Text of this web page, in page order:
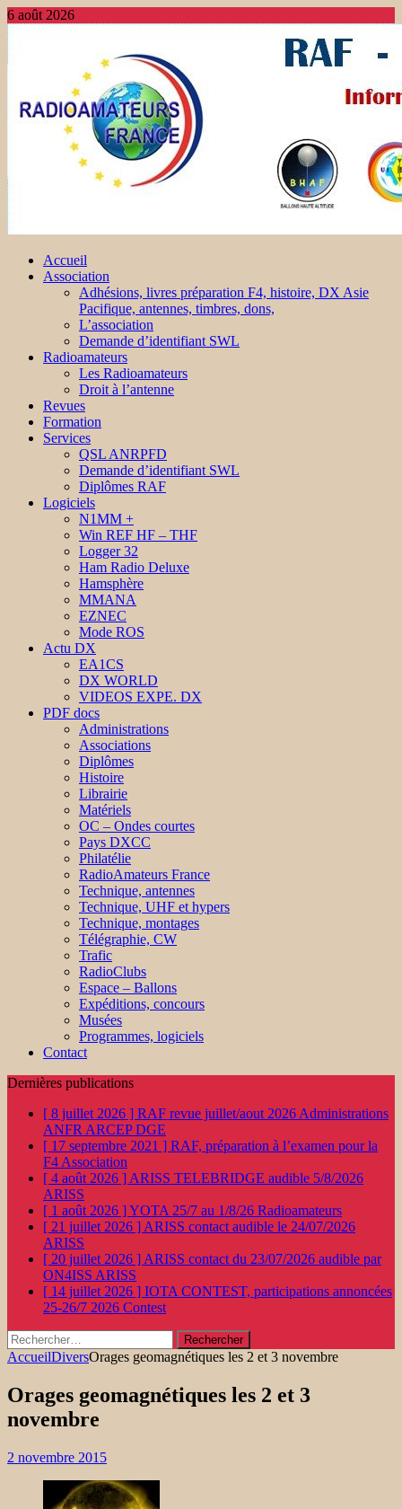
6 août 2026
Accueil
Association
Adhésions, livres préparation F4, histoire, DX Asie
Pacifique, antennes, timbres, dons,
L’association
Demande d’identifiant SWL
Radioamateurs
Les Radioamateurs
Droit à l’antenne
Revues
Formation
Services
QSL ANRPFD
Demande d’identifiant SWL
Diplômes RAF
Logiciels
N1MM +
Win REF HF – THF
Logger 32
Ham Radio Deluxe
Hamsphère
MMANA
EZNEC
Mode ROS
Actu DX
EA1CS
DX WORLD
VIDEOS EXPE. DX
PDF docs
Administrations
Associations
Diplômes
Histoire
Librairie
Matériels
OC – Ondes courtes
Pays DXCC
Philatélie
RadioAmateurs France
Technique, antennes
Technique, UHF et hypers
Technique, montages
Télégraphie, CW
Trafic
RadioClubs
Espace – Ballons
Expéditions, concours
Musées
Programmes, logiciels
Contact
Dernières publications
[ 8 juillet 2026 ] RAF revue juillet/aout 2026 Administrations
ANFR ARCEP DGE
[ 17 septembre 2021 ] RAF, préparation à l’examen pour la
F4 Association
[ 4 août 2026 ] ARISS TELEBRIDGE audible 5/8/2026
ARISS
[ 1 août 2026 ]YOTA 25/7 au 1/8/26 Radioamateurs
[ 21 juillet 2026 ] ARISS contact audible le 24/07/2026
ARISS
[ 20 juillet 2026 ] ARISS contact du 23/07/2026 audible par
ON4ISS ARISS
[ 14 juillet 2026 ] IOTA CONTEST, participations annoncées
25-26/7 2026 Contest
Rechercher :
AccueilDiversOrages geomagnétiques les 2 et 3 novembre
Orages geomagnétiques les 2 et 3
novembre
2 novembre 2015